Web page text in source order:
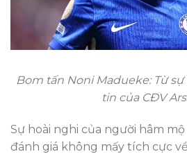
Bom tấn Noni Madueke: Từ
tin của CĐV
Sự hoài nghi của người hâm
đánh giá không mấy tích cực